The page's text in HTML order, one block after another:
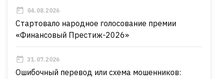
04.08.2026
Стартовало народное голосование премии
«Финансовый Престиж-2026»
31.07.2026
Ошибочный перевод или схема мошенников: